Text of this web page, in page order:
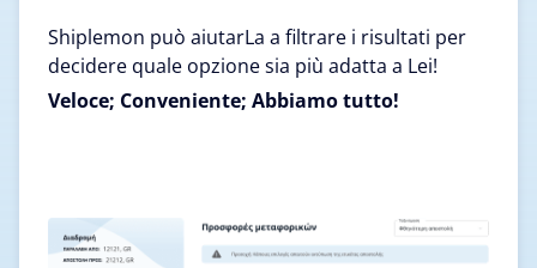
Shiplemon può aiutarLa a filtrare i risultati per
decidere quale opzione sia più adatta a Lei!
Veloce; Conveniente; Abbiamo tutto!